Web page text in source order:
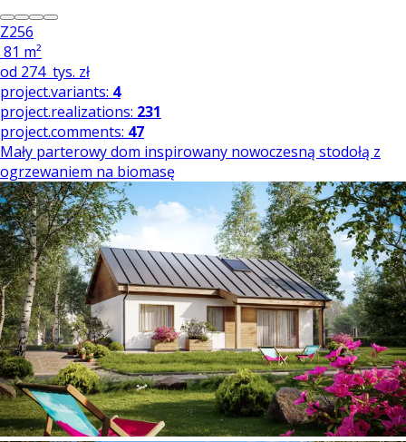
Z256
81 m²
od 274 tys. zł
project.variants: 4
project.realizations: 231
project.comments: 47
Mały parterowy dom inspirowany nowoczesną stodołą z
ogrzewaniem na biomasę